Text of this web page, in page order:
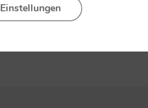
und das Risiko von
Haut und
Einstellungen